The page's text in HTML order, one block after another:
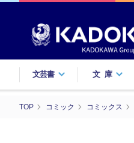
文芸書 文庫
TOP コミック コミックス